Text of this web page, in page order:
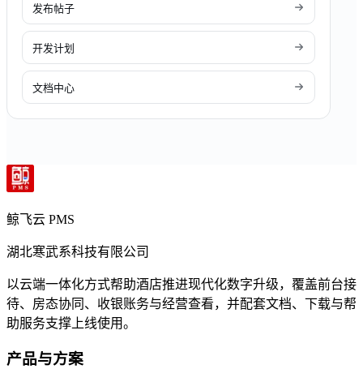
发布帖子
开发计划
文档中心
鲸飞云 PMS
湖北寒武系科技有限公司
以云端一体化方式帮助酒店推进现代化数字升级，覆盖前台接
待、房态协同、收银账务与经营查看，并配套文档、下载与帮
助服务支撑上线使用。
产品与方案